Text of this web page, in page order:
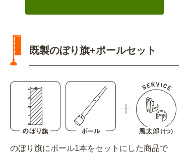
既製のぼり旗+ポールセット
のぼり旗にポール1本をセットにした商品で